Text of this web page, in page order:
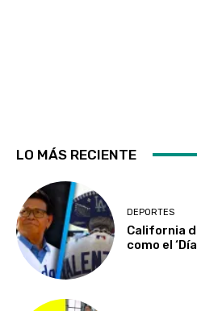
LO MÁS RECIENTE
DEPORTES
California
como el